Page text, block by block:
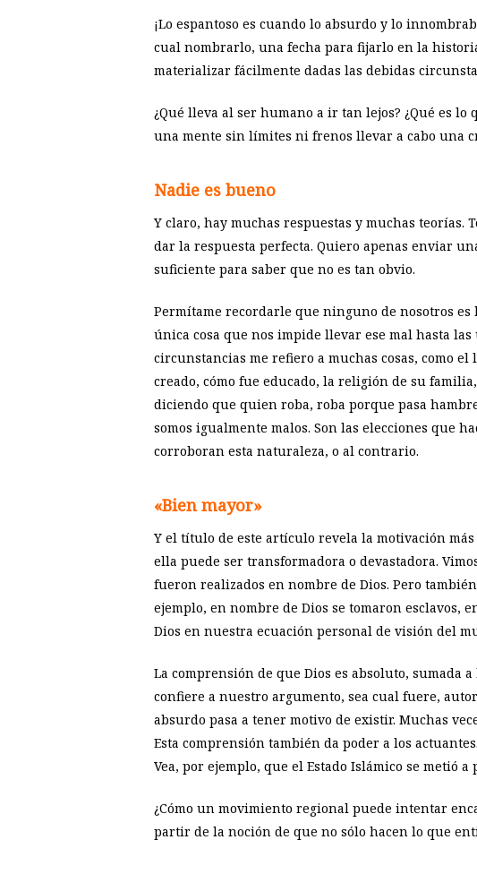
¡Lo espantoso es cuando lo absurdo y lo
cual nombrarlo, una fecha para fijarlo en la
materializar fácilmente dadas las debidas
¿Qué lleva al ser humano a ir tan lejos? ¿Qué es
una mente sin límites ni frenos llevar a cabo una
Nadie es bueno
Y claro, hay muchas respuestas y muchas
dar la respuesta perfecta. Quiero apenas enviar
suficiente para saber que no es tan obvio.
Permítame recordarle que ninguno de nosotros es
única cosa que nos impide llevar ese mal hasta
circunstancias me refiero a muchas cosas, como
creado, cómo fue educado, la religión de su
diciendo que quien roba, roba porque pasa
somos igualmente malos. Son las elecciones que
corroboran esta naturaleza, o al contrario.
«Bien mayor»
Y el título de este artículo revela la motivación
ella puede ser transformadora o devastadora.
fueron realizados en nombre de Dios. Pero
ejemplo, en nombre de Dios se tomaron
Dios en nuestra ecuación personal de visión del
La comprensión de que Dios es absoluto, sumada
confiere a nuestro argumento, sea cual fuere,
absurdo pasa a tener motivo de existir. Muchas
Esta comprensión también da poder a los
Vea, por ejemplo, que el Estado Islámico se metió
¿Cómo un movimiento regional puede intentar
partir de la noción de que no sólo hacen lo que